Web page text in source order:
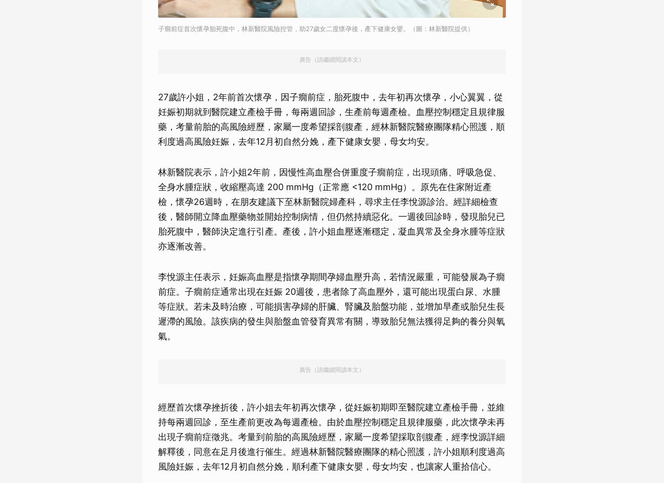
子癇前症首次懷孕胎死腹中，林新醫院風險控管，助27歲女二度懷孕後，產下健康女嬰。（圖：林新醫院提供）
廣告（請繼續閱讀本文）
27歲許小姐，2年前首次懷孕，因子癇前症，胎死腹中，去年初再次懷孕，小心翼翼，從
妊娠初期就到醫院建立產檢手冊，每兩週回診，生產前每週產檢。血壓控制穩定且規律服
藥，考量前胎的高風險經歷，家屬一度希望採剖腹產，經林新醫院醫療團隊精心照護，順
利度過高風險妊娠，去年12月初自然分娩，產下健康女嬰，母女均安。
林新醫院表示，許小姐2年前，因慢性高血壓合併重度子癇前症，出現頭痛、呼吸急促、
全身水腫症狀，收縮壓高達 200 mmHg（正常應 <120 mmHg）。原先在住家附近產
檢，懷孕26週時，在朋友建議下至林新醫院婦產科，尋求主任李悅源診治。經詳細檢查
後，醫師開立降血壓藥物並開始控制病情，但仍然持續惡化。一週後回診時，發現胎兒已
胎死腹中，醫師決定進行引產。產後，許小姐血壓逐漸穩定，凝血異常及全身水腫等症狀
亦逐漸改善。
李悅源主任表示，妊娠高血壓是指懷孕期間孕婦血壓升高，若情況嚴重，可能發展為子癇
前症。子癇前症通常出現在妊娠 20週後，患者除了高血壓外，還可能出現蛋白尿、水腫
等症狀。若未及時治療，可能損害孕婦的肝臟、腎臟及胎盤功能，並增加早產或胎兒生長
遲滯的風險。該疾病的發生與胎盤血管發育異常有關，導致胎兒無法獲得足夠的養分與氧
氣。
廣告（請繼續閱讀本文）
經歷首次懷孕挫折後，許小姐去年初再次懷孕，從妊娠初期即至醫院建立產檢手冊，並維
持每兩週回診，至生產前更改為每週產檢。由於血壓控制穩定且規律服藥，此次懷孕未再
出現子癇前症徵兆。考量到前胎的高風險經歷，家屬一度希望採取剖腹產，經李悅源詳細
解釋後，同意在足月後進行催生。經過林新醫院醫療團隊的精心照護，許小姐順利度過高
風險妊娠，去年12月初自然分娩，順利產下健康女嬰，母女均安，也讓家人重拾信心。